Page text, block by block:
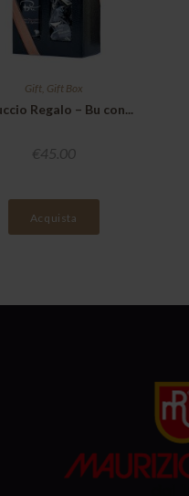
Gift, Gift Box
Regalo – Bu con...
€45.00
Acquista